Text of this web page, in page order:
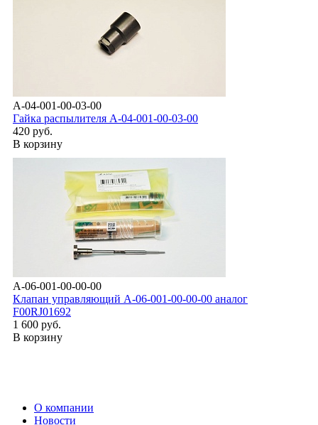
A-04-001-00-03-00
Гайка распылителя А-04-001-00-03-00
420 руб.
В корзину
A-06-001-00-00-00
Клапан управляющий А-06-001-00-00-00 аналог
F00RJ01692
1 600 руб.
В корзину
О компании
Новости